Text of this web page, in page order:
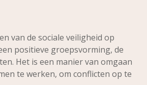
van de sociale veiligheid op
positieve groepsvorming, de
Het is een manier van omgaan
te werken, om conflicten op te